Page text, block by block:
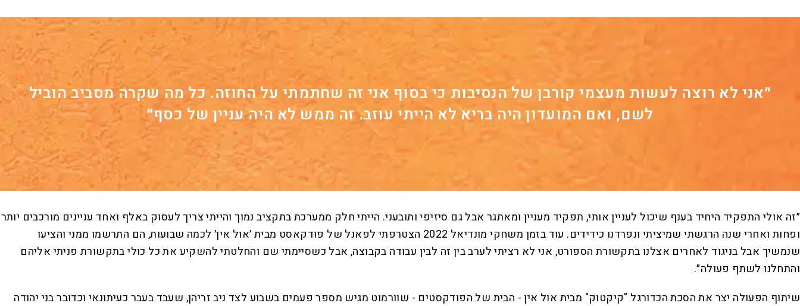
״אני לא רוצה לעשות מעצמי קורבן של הנסיבות כי בסוף אני זה שחתמתי על החוזה. כל מה שקרה מסביב הוביל
לשם, ואם המועדון היה בריא לא הייתי עוזב. זה ממש לא היה עניין של כסף״
״זה אולי התפקיד היחיד בענף שיכול לעניין אותי, תפקיד מעניין ומאתגר אבל גם סיזיפי ותובעני. הייתי חלק ממערכת בתקציב נמוך והייתי צריך לעסוק באלף ואחד עניינים מורכבים יותר
ופחות ואחרי שנה הרגשתי שמיציתי ונפרדנו כידידים. עוד בזמן משחקי מונדיאל 2022 הצטרפתי לפאנל של פודקאסט מבית ׳אול אין׳ לכמה שבועות, הם התרשמו ממני והציעו
שנמשיך אבל בניגוד לאחרים אצלנו בתקשורת הספורט, אני לא רציתי לערב בין זה לבין עבודה בקבוצה, אבל כשסיימתי שם והחלטתי להשקיע את כל כולי בתקשורת פניתי אליהם
והתחלנו לשתף פעולה״.
שיתוף הפעולה יצר את הסכת הכדורגל "קיקטוק" מבית אול אין - הבית של הפודקסטים - שוורמוט מגיש מספר פעמים בשבוע לצד ניב זריהן, שעבד בעבר כעיתונאי וכדובר בני יהודה